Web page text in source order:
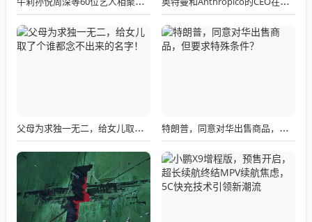
父母为求独一无二，给女儿取了个谁都念不出来的名字！ 特朗普，同意对华出售商品，但要求特殊条件？